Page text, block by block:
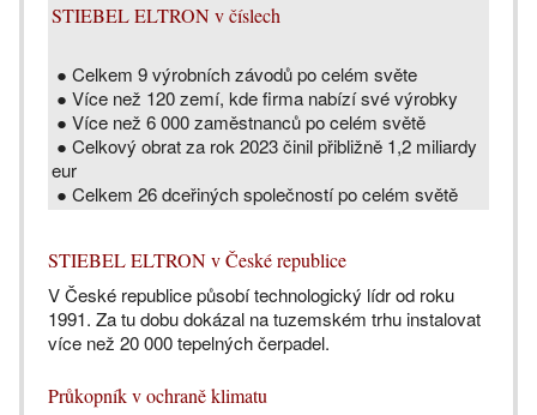
STIEBEL ELTRON v číslech
● Celkem 9 výrobních závodů po celém světe
● Více než 120 zemí, kde firma nabízí své výrobky
● Více než 6 000 zaměstnanců po celém světě
● Celkový obrat za rok 2023 činil přibližně 1,2 miliardy
eur
● Celkem 26 dceřiných společností po celém světě
STIEBEL ELTRON v České republice
V České republice působí technologický lídr od roku
1991. Za tu dobu dokázal na tuzemském trhu instalovat
více než 20 000 tepelných čerpadel.
Průkopník v ochraně klimatu